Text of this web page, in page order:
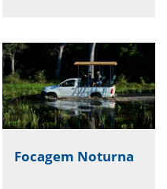
Focagem Noturna